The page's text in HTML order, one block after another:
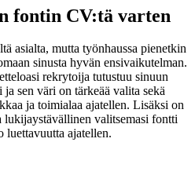
fontin CV:tä varten
asialta, mutta työnhaussa pienetkin
sinusta hyvän ensivaikutelman.
rekrytoija tutustuu sinuun
sen väri on tärkeää valita sekä
ja toimialaa ajatellen. Lisäksi on
lukijaystävällinen valitsemasi fontti
ajatellen.